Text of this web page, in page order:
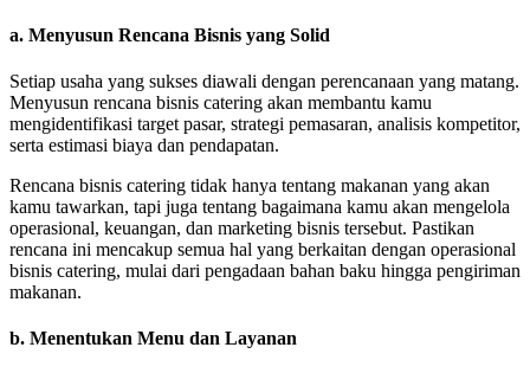
a. Menyusun Rencana Bisnis yang Solid
Setiap usaha yang sukses diawali dengan perencanaan yang matang.
Menyusun rencana bisnis catering akan membantu kamu
mengidentifikasi target pasar, strategi pemasaran, analisis kompetitor,
serta estimasi biaya dan pendapatan.
Rencana bisnis catering tidak hanya tentang makanan yang akan
kamu tawarkan, tapi juga tentang bagaimana kamu akan mengelola
operasional, keuangan, dan marketing bisnis tersebut. Pastikan
rencana ini mencakup semua hal yang berkaitan dengan operasional
bisnis catering, mulai dari pengadaan bahan baku hingga pengiriman
makanan.
b. Menentukan Menu dan Layanan